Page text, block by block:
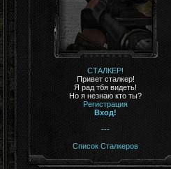
СТАЛКЕР!
Привет сталкер!
Я рад тбя видеть!
Но я незнаю кто ты?
Регистрация
Вход!
---
Список Сталкеров